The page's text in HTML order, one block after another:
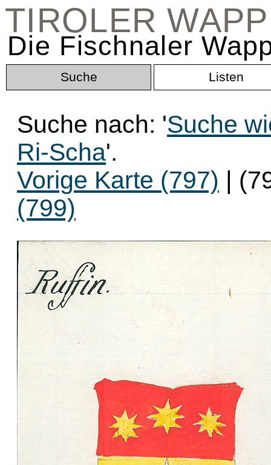
TIROLER
Die Fischnaler
Suche Listen
Suche nach: 'Suche
Ri-Scha'.
Vorige Karte (797) |
(799)